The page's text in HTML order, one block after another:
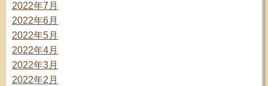
2022年7月
2022年6月
2022年5月
2022年4月
2022年3月
2022年2月